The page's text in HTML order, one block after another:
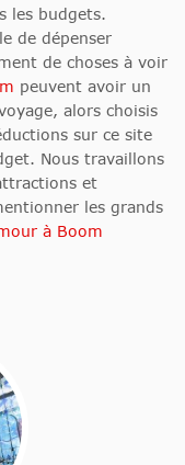
les budgets.
de dépenser
de choses à voir
peuvent avoir un
alors choisis
sur ce site
Nous travaillons
et
les grands
à Boom